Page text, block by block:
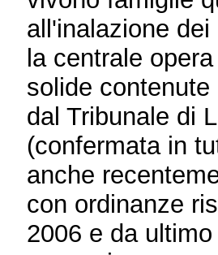
all'inalazione
la centrale
solide
dal Tribunale di
(confermata in
anche
con ordinanze
2006 e da